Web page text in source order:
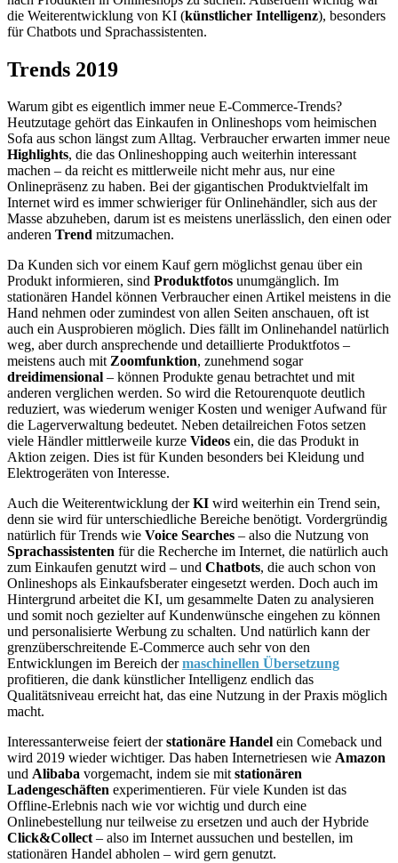
die Weiterentwicklung von KI (künstlicher Intelligenz), besonders
für Chatbots und Sprachassistenten.
Trends 2019
Warum gibt es eigentlich immer neue E-Commerce-Trends?
Heutzutage gehört das Einkaufen in Onlineshops vom heimischen
Sofa aus schon längst zum Alltag. Verbraucher erwarten immer neue
Highlights, die das Onlineshopping auch weiterhin interessant
machen – da reicht es mittlerweile nicht mehr aus, nur eine
Onlinepräsenz zu haben. Bei der gigantischen Produktvielfalt im
Internet wird es immer schwieriger für Onlinehändler, sich aus der
Masse abzuheben, darum ist es meistens unerlässlich, den einen oder
anderen Trend mitzumachen.
Da Kunden sich vor einem Kauf gern möglichst genau über ein
Produkt informieren, sind Produktfotos unumgänglich. Im
stationären Handel können Verbraucher einen Artikel meistens in die
Hand nehmen oder zumindest von allen Seiten anschauen, oft ist
auch ein Ausprobieren möglich. Dies fällt im Onlinehandel natürlich
weg, aber durch ansprechende und detaillierte Produktfotos –
meistens auch mitZoomfunktion, zunehmend sogar
dreidimensional – können Produkte genau betrachtet und mit
anderen verglichen werden. So wird die Retourenquote deutlich
reduziert, was wiederum weniger Kosten und weniger Aufwand für
die Lagerverwaltung bedeutet. Neben detailreichen Fotos setzen
viele Händler mittlerweile kurze Videos ein, die das Produkt in
Aktion zeigen. Dies ist für Kunden besonders bei Kleidung und
Elektrogeräten von Interesse.
Auch die Weiterentwicklung derKI wird weiterhin ein Trend sein,
denn sie wird für unterschiedliche Bereiche benötigt. Vordergründig
natürlich für Trends wie Voice Searches – also die Nutzung von
Sprachassistenten für die Recherche im Internet, die natürlich auch
zum Einkaufen genutzt wird – und Chatbots, die auch schon von
Onlineshops als Einkaufsberater eingesetzt werden. Doch auch im
Hintergrund arbeitet die KI, um gesammelte Daten zu analysieren
und somit noch gezielter auf Kundenwünsche eingehen zu können
und personalisierte Werbung zu schalten. Und natürlich kann der
grenzüberschreitende E-Commerce auch sehr von den
Entwicklungen im Bereich dermaschinellen Übersetzung
profitieren, die dank künstlicher Intelligenz endlich das
Qualitätsniveau erreicht hat, das eine Nutzung in der Praxis möglich
macht.
Interessanterweise feiert derstationäre Handel ein Comeback und
wird 2019 wieder wichtiger. Das haben Internetriesen wie Amazon
und Alibaba vorgemacht, indem sie mitstationären
Ladengeschäften experimentieren. Für viele Kunden ist das
Offline-Erlebnis nach wie vor wichtig und durch eine
Onlinebestellung nur teilweise zu ersetzen und auch der Hybride
Click&Collect– also im Internet aussuchen und bestellen, im
stationären Handel abholen – wird gern genutzt.